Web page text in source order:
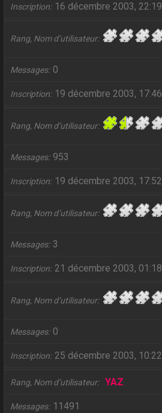
Inscription 16 décembre 2003, 22:19
Rang, Nom d’utilisateur
Messages 0
Inscription 19 décembre 2003, 17:46
Rang, Nom d’utilisateur
Messages 953
Inscription 19 décembre 2003, 17:52
Rang, Nom d’utilisateur
Messages 3
Inscription 21 décembre 2003, 01:18
Rang, Nom d’utilisateur
Messages 0
Inscription 25 décembre 2003, 10:22
Rang, Nom d’utilisateur YAZ
Messages 11491